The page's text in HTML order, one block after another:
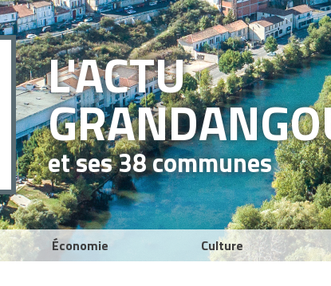
L'ACTU
GRAND
et ses 38 communes
Économie Culture